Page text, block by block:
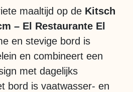
maaltijd op de Kitsch
– El Restaurante El
en stevige bord is
en combineert een
met dagelijks
bord is vaatwasser- en